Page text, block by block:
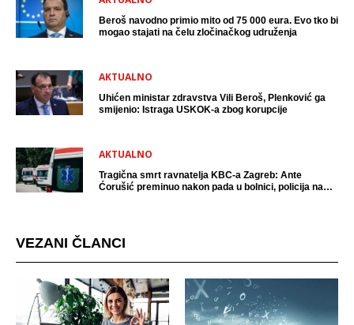
Beroš navodno primio mito od 75 000 eura. Evo tko bi
mogao stajati na čelu zločinačkog udruženja
AKTUALNO
Uhićen ministar zdravstva Vili Beroš, Plenković ga
smijenio: Istraga USKOK-a zbog korupcije
AKTUALNO
Tragična smrt ravnatelja KBC-a Zagreb: Ante
Ćorušić preminuo nakon pada u bolnici, policija na
VEZANI ČLANCI